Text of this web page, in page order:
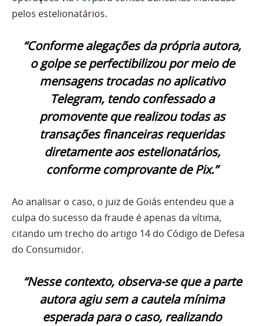
pelos estelionatários.
“Conforme alegações da própria autora,
o golpe se perfectibilizou por meio de
mensagens trocadas no aplicativo
Telegram, tendo confessado a
promovente que realizou todas as
transações financeiras requeridas
diretamente aos estelionatários,
conforme comprovante de Pix.”
Ao analisar o caso, o juiz de Goiás entendeu que a
culpa do sucesso da fraude é apenas da vítima,
citando um trecho do artigo 14 do Código de Defesa
do Consumidor.
“Nesse contexto, observa-se que a parte
autora agiu sem a cautela mínima
esperada para o caso, realizando